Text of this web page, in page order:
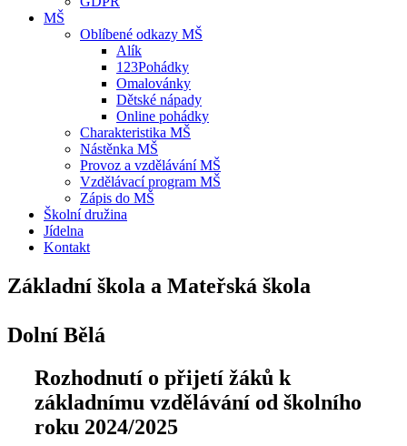
MŠ
Oblíbené odkazy MŠ
Alík
123Pohádky
Omalovánky
Dětské nápady
Online pohádky
Charakteristika MŠ
Nástěnka MŠ
Provoz a vzdělávání MŠ
Vzdělávací program MŠ
Zápis do MŠ
Školní družina
Jídelna
Kontakt
Základní škola a Mateřská škola
Dolní Bělá
Rozhodnutí o přijetí žáků k
základnímu vzdělávání od školního
roku 2024/2025